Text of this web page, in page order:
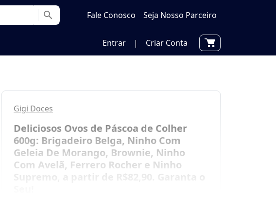
search Fale Conosco Seja Nosso Parceiro
Entrar | Criar Conta
Gigi Doces
Deliciosos Ovos de Páscoa de Colher
600g: Brigadeiro Belga, Ninho Com
Geleia De Morango, Brownie, Ninho
Com Avelã, Ferrero Rocher e Ninho